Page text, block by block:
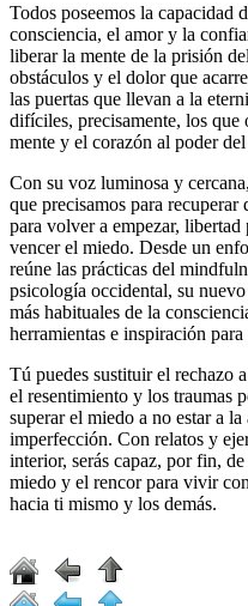
Todos poseemos la capacidad
consciencia, el amor y la
liberar la mente de la prisión
obstáculos y el dolor que
las puertas que llevan a la
difíciles, precisa­mente, los que
mente y el corazón al poder
Con su voz luminosa y
que precisamos para
para volver a empezar, libertad
vencer el miedo. Desde un
reúne las prácticas del
psicología occidental, su
más habituales de la
herramientas e inspiración para
Tú puedes sustituir el rechazo
el resentimiento y los traumas
superar el miedo a no estar a
imperfección. Con relatos y
inte­rior, serás capaz, por fin,
miedo y el rencor para vivir
hacia ti mismo y los demás.